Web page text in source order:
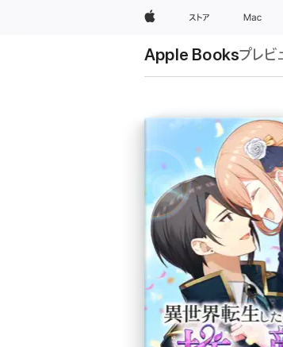
Appleストア Mac
Apple Booksプレビ